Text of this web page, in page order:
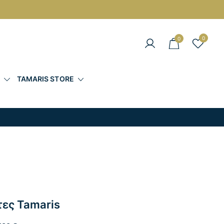
0 0
TAMARIS STORE
Tamaris